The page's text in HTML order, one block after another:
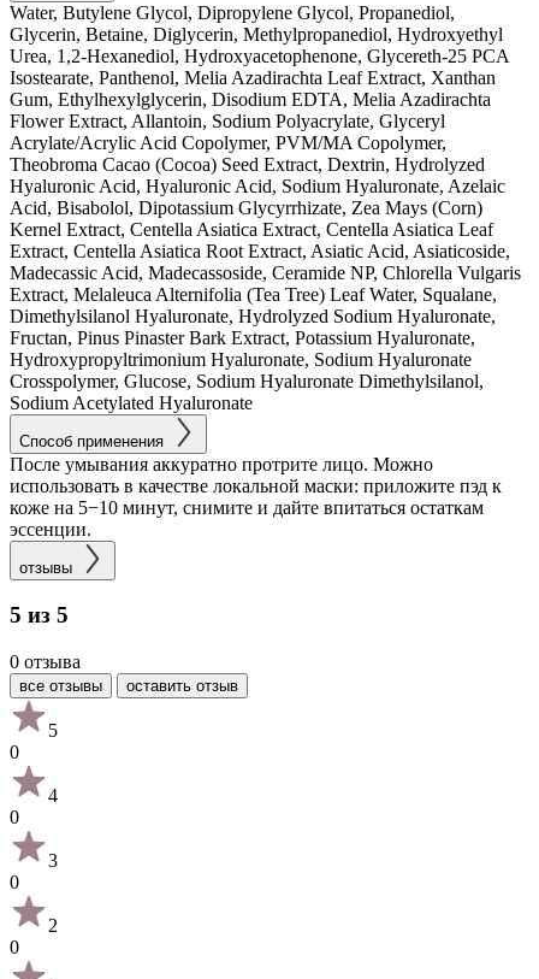
Water, Butylene Glycol, Dipropylene Glycol, Propanediol,
Glycerin, Betaine, Diglycerin, Methylpropanediol, Hydroxyethyl
Urea, 1,2-Hexanediol, Hydroxyacetophenone, Glycereth-25 PCA
Isostearate, Panthenol, Melia Azadirachta Leaf Extract, Xanthan
Gum, Ethylhexylglycerin, Disodium EDTA, Melia Azadirachta
Flower Extract, Allantoin, Sodium Polyacrylate, Glyceryl
Acrylate/Acrylic Acid Copolymer, PVM/MA Copolymer,
Theobroma Cacao (Cocoa) Seed Extract, Dextrin, Hydrolyzed
Hyaluronic Acid, Hyaluronic Acid, Sodium Hyaluronate, Azelaic
Acid, Bisabolol, Dipotassium Glycyrrhizate, Zea Mays (Corn)
Kernel Extract, Centella Asiatica Extract, Centella Asiatica Leaf
Extract, Centella Asiatica Root Extract, Asiatic Acid, Asiaticoside,
Madecassic Acid, Madecassoside, Ceramide NP, Chlorella Vulgaris
Extract, Melaleuca Alternifolia (Tea Tree) Leaf Water, Squalane,
Dimethylsilanol Hyaluronate, Hydrolyzed Sodium Hyaluronate,
Fructan, Pinus Pinaster Bark Extract, Potassium Hyaluronate,
Hydroxypropyltrimonium Hyaluronate, Sodium Hyaluronate
Crosspolymer, Glucose, Sodium Hyaluronate Dimethylsilanol,
Sodium Acetylated Hyaluronate
Способ применения
После умывания аккуратно протрите лицо. Можно
использовать в качестве локальной маски: приложите пэд к
коже на 5−10 минут, снимите и дайте впитаться остаткам
эссенции.
отзывы
5 из 5
0 отзыва
все отзывы оставить отзыв
5
0
4
0
3
0
2
0